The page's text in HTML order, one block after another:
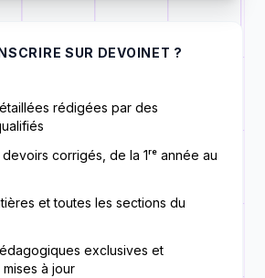
SUR DEVOINET ?
rédigées par des
corrigés, de la 1ʳᵉ année au
et toutes les sections du
exclusives et
à jour